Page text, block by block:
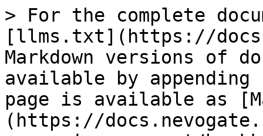
> For the complete
[llms.txt](https://
Markdown versions of
available by
page is available as
(https://